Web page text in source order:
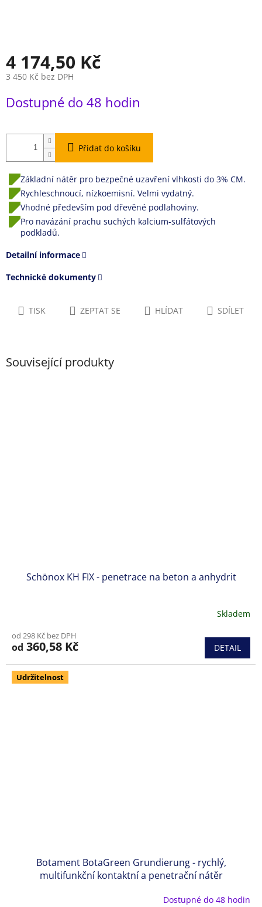
4 174,50 Kč
3 450 Kč bez DPH
cena:
Dostupné do 48 hodin
Přidat do košíku
Základní nátěr pro bezpečné uzavření vlhkosti do 3% CM.
Rychleschnoucí, nízkoemisní. Velmi vydatný.
Vhodné především pod dřevěné podlahoviny.
Pro navázání prachu suchých kalcium-sulfátových
podkladů.
Detailní informace
Technické dokumenty
TISK ZEPTAT SE HLÍDAT SDÍLET
Související produkty
Schönox KH FIX - penetrace na beton a anhydrit
Skladem
od 298 Kč bez DPH
od 360,58 Kč DETAIL
Udržitelnost
Botament BotaGreen Grundierung - rychlý,
multifunkční kontaktní a penetrační nátěr
Dostupné do 48 hodin